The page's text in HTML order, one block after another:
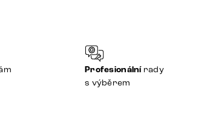
Profesionálnírady
s výběrem